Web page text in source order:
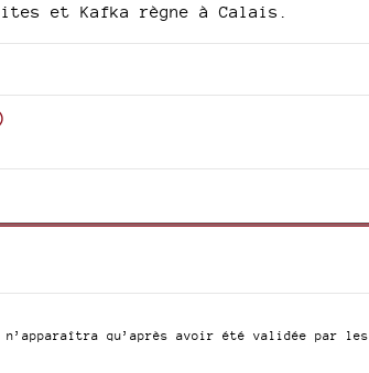
et Kafka règne à Calais.
qu’après avoir été validée par les